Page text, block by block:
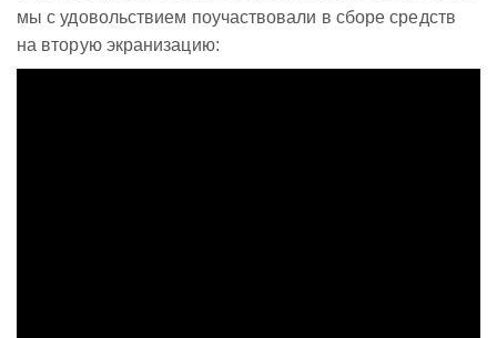
мы с удовольствием поучаствовали в сборе средств
на вторую экранизацию: